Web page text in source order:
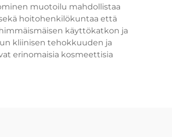
muotoilu mahdollistaa
hoitohenkilökuntaa että
käyttökatkon ja
kliinisen tehokkuuden ja
erinomaisia kosmeettisia